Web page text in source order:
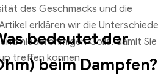
des Geschmacks und die
erklären wir die Unterschiede
niederohmigen Coils, damit
treffen können.
bedeutet der
beim Dampfen?